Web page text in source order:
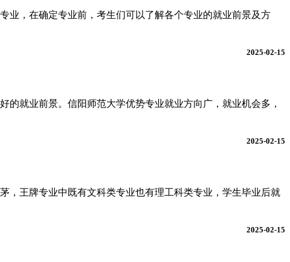
业，在确定专业前，考生们可以了解各个专业的就业前景及方
2025-02-15
就业前景。信阳师范大学优势专业就业方向广，就业机会多，
2025-02-15
，王牌专业中既有文科类专业也有理工科类专业，学生毕业后就
2025-02-15